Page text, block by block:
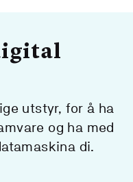
utstyr, for å ha
og ha med
di.